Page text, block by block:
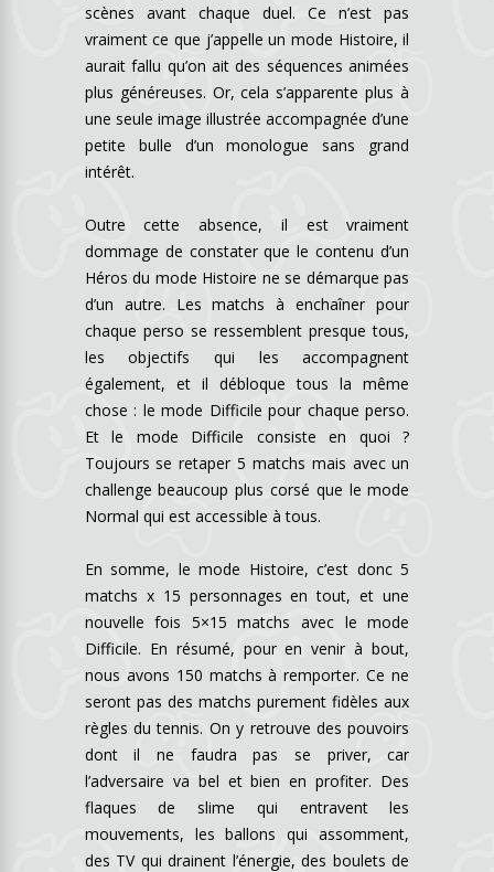
scènes avant chaque duel. Ce n’est pas
vraiment ce que j’appelle un mode Histoire, il
aurait fallu qu’on ait des séquences animées
plus généreuses. Or, cela s’apparente plus à
une seule image illustrée accompagnée d’une
petite bulle d’un monologue sans grand
intérêt.
Outre cette absence, il est vraiment
dommage de constater que le contenu d’un
Héros du mode Histoire ne se démarque pas
d’un autre. Les matchs à enchaîner pour
chaque perso se ressemblent presque tous,
les objectifs qui les accompagnent
également, et il débloque tous la même
chose : le mode Difficile pour chaque perso.
Et le mode Difficile consiste en quoi ?
Toujours se retaper 5 matchs mais avec un
challenge beaucoup plus corsé que le mode
Normal qui est accessible à tous.
En somme, le mode Histoire, c’est donc 5
matchs x 15 personnages en tout, et une
nouvelle fois 5×15 matchs avec le mode
Difficile. En résumé, pour en venir à bout,
nous avons 150 matchs à remporter. Ce ne
seront pas des matchs purement fidèles aux
règles du tennis. On y retrouve des pouvoirs
dont il ne faudra pas se priver, car
l’adversaire va bel et bien en profiter. Des
flaques de slime qui entravent les
mouvements, les ballons qui assomment,
des TV qui drainent l’énergie, des boulets de